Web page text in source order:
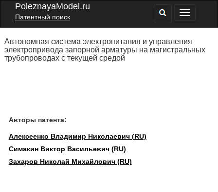
PoleznayaModel.ru
Патентный поиск
Автономная система электропитания и управления
электропривода запорной арматуры на магистральных
трубопроводах с текущей средой
Авторы патента:
Алексеенко Владимир Николаевич (RU)
Симакин Виктор Васильевич (RU)
Захаров Николай Михайлович (RU)